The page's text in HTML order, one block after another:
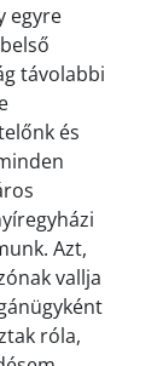
egyre
távolabbi
és
Azt,
vallja
róla,